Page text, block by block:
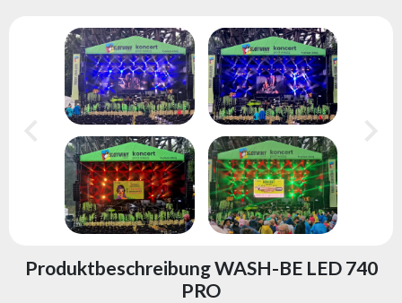
Produktbeschreibung WASH-BE LED 740
PRO